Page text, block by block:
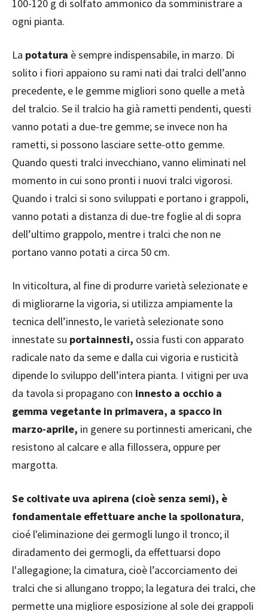
100-120 g di solfato ammonico da somministrare a
ogni pianta.
La potatura è sempre indispensabile, in marzo. Di
solito i fiori appaiono su rami nati dai tralci dell’anno
precedente, e le gemme migliori sono quelle a metà
del tralcio. Se il tralcio ha già rametti pendenti, questi
vanno potati a due-tre gemme; se invece non ha
rametti, si possono lasciare sette-otto gemme.
Quando questi tralci invecchiano, vanno eliminati nel
momento in cui sono pronti i nuovi tralci vigorosi.
Quando i tralci si sono sviluppati e portano i grappoli,
vanno potati a distanza di due-tre foglie al di sopra
dell’ultimo grappolo, mentre i tralci che non ne
portano vanno potati a circa 50 cm.
In viticoltura, al fine di produrre varietà selezionate e
di migliorarne la vigoria, si utilizza ampiamente la
tecnica dell’innesto, le varietà selezionate sono
innestate su portainnesti, ossia fusti con apparato
radicale nato da seme e dalla cui vigoria e rusticità
dipende lo sviluppo dell’intera pianta. I vitigni per uva
da tavola si propagano con innesto a occhio a
gemma vegetante in primavera, a spacco in
marzo-aprile, in genere su portinnesti americani, che
resistono al calcare e alla fillossera, oppure per
margotta.
Se coltivate uva apirena (cioè senza semi), è
fondamentale effettuare anche la spollonatura,
cioé l'eliminazione dei germogli lungo il tronco; il
diradamento dei germogli, da effettuarsi dopo
l'allegagione; la cimatura, cioè l’accorciamento dei
tralci che si allungano troppo; la legatura dei tralci, che
permette una migliore esposizione al sole dei grappoli